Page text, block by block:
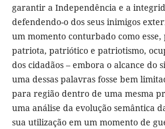
garantir a Independência e a
defendendo-o dos seus inimigos
um momento conturbado como
patriota, patriótico e patriotismo,
dos cidadãos – embora o alcance do
uma dessas palavras fosse bem
para região dentro de uma mesma
uma análise da evolução semântica
sua utilização em um momento de